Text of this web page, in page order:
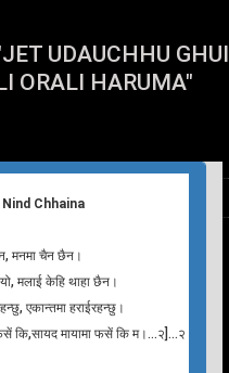
UDAUCHHU GHUI
ORALI HARUMA"
Chhaina
मनमा चैन छैन।
मलाई केहि थाहा छैन।
एकान्तमा हराईरहन्छु।
कि,सायद मायामा फसें कि म।…२]…२